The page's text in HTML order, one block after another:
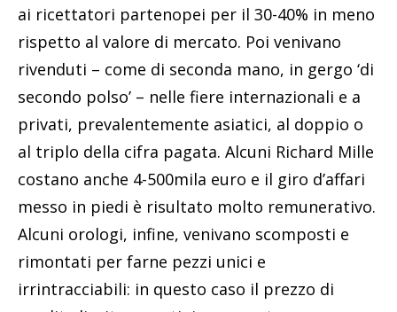
ai ricettatori partenopei per il 30-40% in meno
rispetto al valore di mercato. Poi venivano
rivenduti – come di seconda mano, in gergo ‘di
secondo polso’ – nelle fiere internazionali e a
privati, prevalentemente asiatici, al doppio o
al triplo della cifra pagata. Alcuni Richard Mille
costano anche 4-500mila euro e il giro d’affari
messo in piedi è risultato molto remunerativo.
Alcuni orologi, infine, venivano scomposti e
rimontati per farne pezzi unici e
irrintracciabili: in questo caso il prezzo di